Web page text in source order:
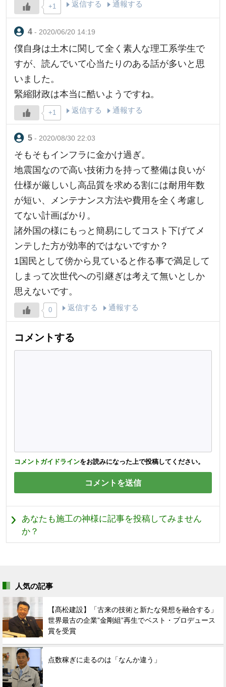
+1 返信する 通報する
- 2020/06/20 14:19
僕自身は土木に関して全く素人な理工系学生で
すが、読んでいて心当たりのある話が多いと思
いました。
緊縮財政は本当に酷いようですね。
+1 返信する 通報する
- 2020/08/30 22:03
そもそもインフラに金かけ過ぎ。
地震国なので高い技術力を持って整備は良いが
仕様が厳しいし高品質を求める割には耐用年数
が短い、メンテナンス方法や費用を全く考慮し
てない計画ばかり。
諸外国の様にもっと簡易にしてコスト下げてメ
ンテした方が効率的ではないですか？
1国民として傍から見ていると作る事で満足して
しまって次世代への引継ぎは考えて無いとしか
思えないです。
0 返信する 通報する
コメントする
コメントガイドラインをお読みになった上で投稿してください。
あなたも施工の神様に記事を投稿してみません
か？
人気の記事
【髙松建設】「古来の技術と新たな発想を融合する」
世界最古の企業”金剛組”再生でベスト・プロデュース
賞を受賞
点数稼ぎに走るのは「なんか違う」